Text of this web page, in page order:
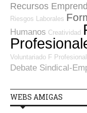
Recursos
Riesgos Laborales
Humanos Creatividad
Voluntariado F
Debate Sindical-
WEBS AMIGAS